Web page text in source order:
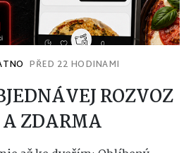
PŘED 22 HODINAMI
ROZVOZ
A ZDARMA